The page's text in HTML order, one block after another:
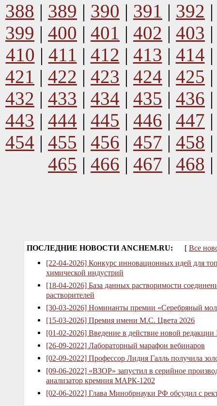
388 | 389 | 390 | 391 | 392
399 | 400 | 401 | 402 | 403
410 | 411 | 412 | 413 | 414
421 | 422 | 423 | 424 | 425
432 | 433 | 434 | 435 | 436
443 | 444 | 445 | 446 | 447
454 | 455 | 456 | 457 | 458
465 | 466 | 467 | 468
ПОСЛЕДНИЕ НОВОСТИ ANCHEM.RU: [ Все
[22-04-2026] Конкурс инновационных идей для
химической индустрий
[18-04-2026] База данных растворимости
растворителей
[30-03-2026] Номинанты премии «Серебряный
[15-03-2026] Премия имени М.С. Цвета 2026
[01-02-2026] Введение в действие новой
[26-09-2022] Лабораторный марафон вебинаров
[02-09-2022] Профессор Лидия Галль получила
[09-06-2022] «ВЗОР» запустил в серийное
анализатор кремния МАРК-1202
[02-06-2022] Глава Минобрнауки РФ обсудил с